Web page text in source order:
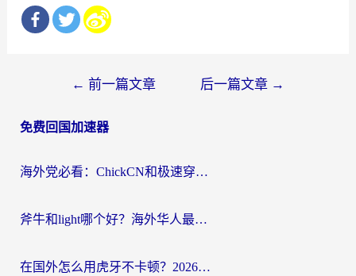
导
← 前一篇文章 后一篇文章 →
免费回国加速器
海外党必看：ChickCN和极速穿梭VPN好用吗？3招教你选对回国加速器无缝刷国内资源
斧牛和light哪个好？海外华人最关心的回国加速器选择难题，一篇讲透
在国外怎么用虎牙不卡顿？2026海外华人亲测有效的回国加速器选择指南